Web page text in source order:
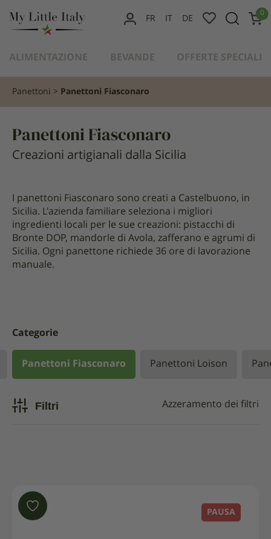
ALIMENTAZIONE BEVANDE OFFERTE SPECIALI
ACCOUNT
FR DE
0
Panettoni Panettoni Fiasconaro
Panettoni Fiasconaro
Creazioni artigianali dalla Sicilia
I panettoni Fiasconaro sono creati a Castelbuono, in
Sicilia. L'azienda familiare seleziona i migliori
ingredienti locali per le sue creazioni: pistacchi di
Bronte DOP, mandorle di Avola, zafferano e agrumi di
Sicilia. Ogni panettone richiede 36 ore di lavorazione
manuale.
Categorie
Panettoni Fiasconaro Panettoni Loison
Filtri Azzeramento dei filtri
PAUSA